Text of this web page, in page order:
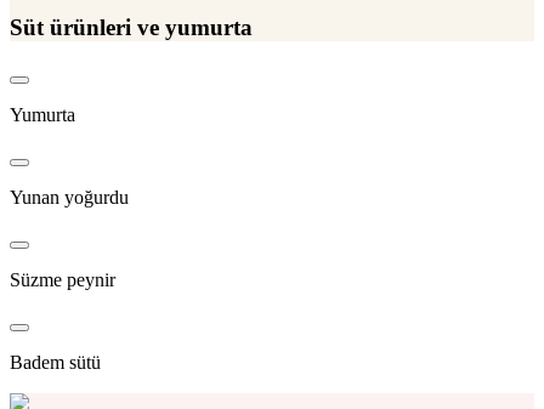
Süt ürünleri ve yumurta
Yumurta
Yunan yoğurdu
Süzme peynir
Badem sütü